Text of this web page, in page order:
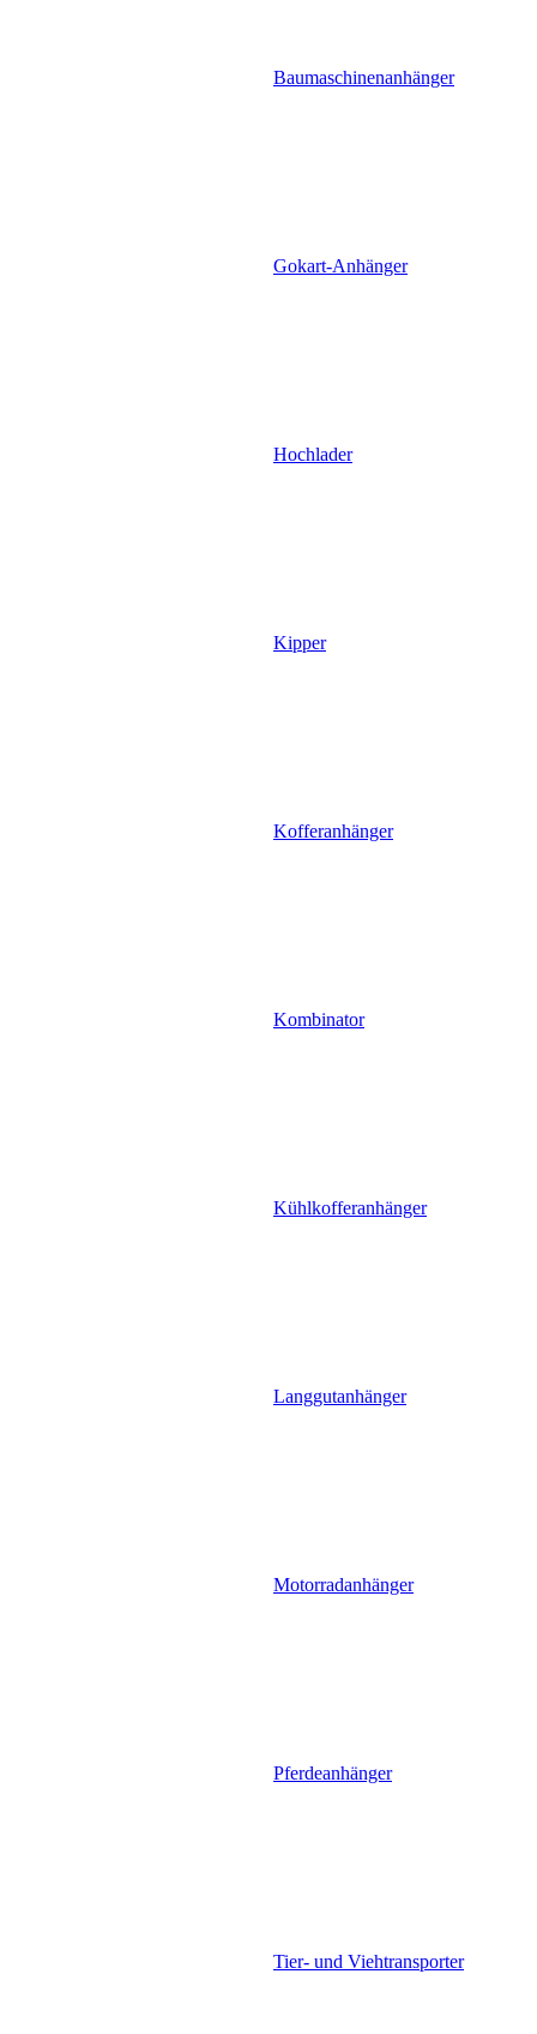
Baumaschinenanhänger
Gokart-Anhänger
Hochlader
Kipper
Kofferanhänger
Kombinator
Kühlkofferanhänger
Langgutanhänger
Motorradanhänger
Pferdeanhänger
Tier- und Viehtransporter